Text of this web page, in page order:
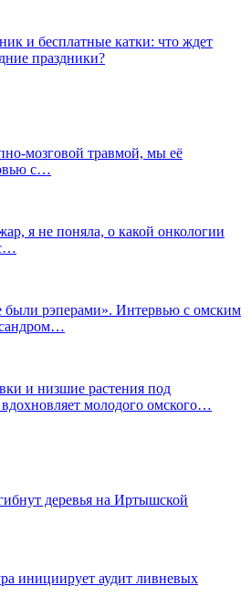
и бесплатные катки: что ждет
праздники?
мозговой травмой, мы её
с…
я не поняла, о какой онкологии
были рэперами». Интервью с омским
и низшие растения под
молодого омского…
деревья на Иртышской
инициирует аудит ливневых